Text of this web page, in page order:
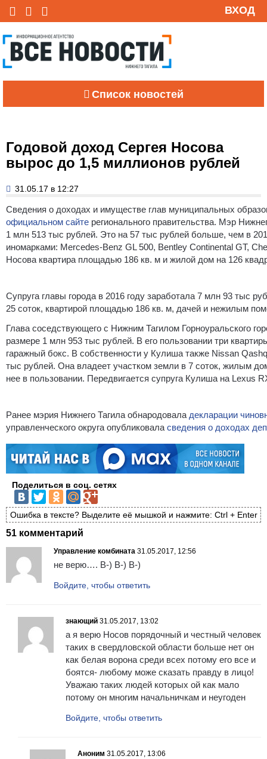
ВХОД
Список новостей
Годовой доход Сергея Носова
вырос до 1,5 миллионов рублей
31.05.17 в 12:27
Сведения о доходах и имуществе глав муниципальных
официальном сайте регионального правительства. Мэр
1 млн 513 тыс рублей. Это на 57 тыс рублей больше, чем в
иномарками: Mercedes-Benz GL 500, Bentley Continental GT,
Носова квартира площадью 186 кв. м и жилой дом на 126
Супруга главы города в 2016 году заработала 7 млн 93 тыс
25 соток, квартирой площадью 186 кв. м, дачей и нежилым
Глава соседствующего с Нижним Тагилом Горноуральского
размере 1 млн 953 тыс рублей. В его пользовании три
гаражный бокс. В собственности у Кулиша также Nissan
тыс рублей. Она владеет участком земли в 7 соток, жилым
нее в пользовании. Передвигается супруга Кулиша на Lexus
Ранее мэрия Нижнего Тагила обнародовала декларации
управленческого округа опубликовала сведения о доходах
Поделиться в соц. сетях
Ошибка в тексте? Выделите её мышкой и нажмите: Ctrl + Enter
51 комментарий
Управление комбината 31.05.2017, 12:56
не верю…. B-) B-) B-)
Войдите, чтобы ответить
знающий 31.05.2017, 13:02
а я верю Носов порядочный и честный человек
таких в свердловской области больше нет он
как белая ворона среди всех потому его все и
боятся- любому може сказать правду в лицо!
Уважаю таких людей которых ой как мало
потому он многим начальничкам и неугоден
Войдите, чтобы ответить
Аноним 31.05.2017, 13:06